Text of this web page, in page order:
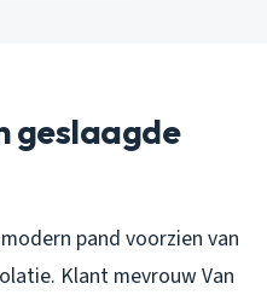
geslaagde
pand voorzien van
Klant mevrouw Van